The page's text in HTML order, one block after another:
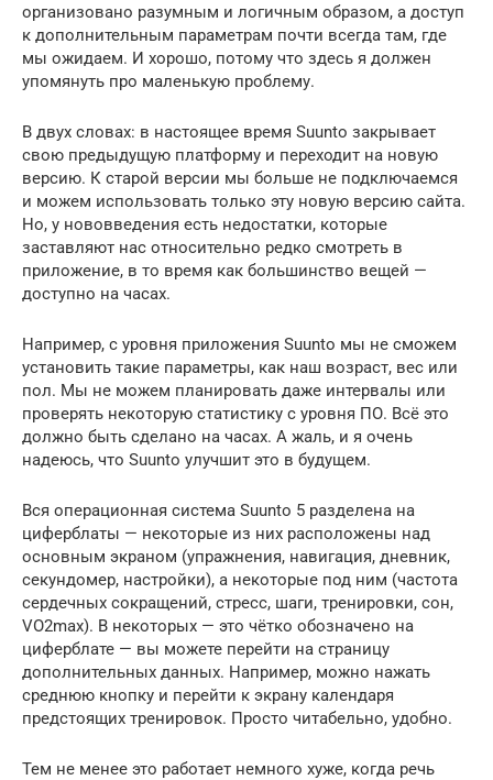
организовано разумным и логичным образом, а доступ
к дополнительным параметрам почти всегда там, где
мы ожидаем. И хорошо, потому что здесь я должен
упомянуть про маленькую проблему.
В двух словах: в настоящее время Suunto закрывает
свою предыдущую платформу и переходит на новую
версию. К старой версии мы больше не подключаемся
и можем использовать только эту новую версию сайта.
Но, у нововведения есть недостатки, которые
заставляют нас относительно редко смотреть в
приложение, в то время как большинство вещей —
доступно на часах.
Например, с уровня приложения Suunto мы не сможем
установить такие параметры, как наш возраст, вес или
пол. Мы не можем планировать даже интервалы или
проверять некоторую статистику с уровня ПО. Всё это
должно быть сделано на часах. А жаль, и я очень
надеюсь, что Suunto улучшит это в будущем.
Вся операционная система Suunto 5 разделена на
циферблаты — некоторые из них расположены над
основным экраном (упражнения, навигация, дневник,
секундомер, настройки), а некоторые под ним (частота
сердечных сокращений, стресс, шаги, тренировки, сон,
VO2max). В некоторых — это чётко обозначено на
циферблате — вы можете перейти на страницу
дополнительных данных. Например, можно нажать
среднюю кнопку и перейти к экрану календаря
предстоящих тренировок. Просто читабельно, удобно.
Тем не менее это работает немного хуже, когда речь